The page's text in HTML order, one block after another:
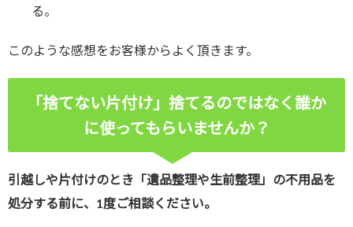
る。
このような感想をお客様からよく頂きます。
「捨てない片付け」捨てるのではなく誰か
に使ってもらいませんか？
引越しや片付けのとき「遺品整理や生前整理」の不用品を
処分する前に、1度ご相談ください。